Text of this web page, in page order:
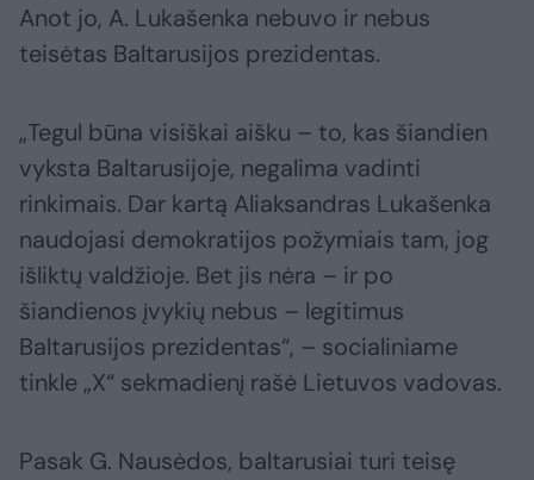
Anot jo, A. Lukašenka nebuvo ir nebus
teisėtas Baltarusijos prezidentas.
„Tegul būna visiškai aišku – to, kas šiandien
vyksta Baltarusijoje, negalima vadinti
rinkimais. Dar kartą Aliaksandras Lukašenka
naudojasi demokratijos požymiais tam, jog
išliktų valdžioje. Bet jis nėra – ir po
šiandienos įvykių nebus – legitimus
Baltarusijos prezidentas“, – socialiniame
tinkle „X“ sekmadienį rašė Lietuvos vadovas.
Pasak G. Nausėdos, baltarusiai turi teisę